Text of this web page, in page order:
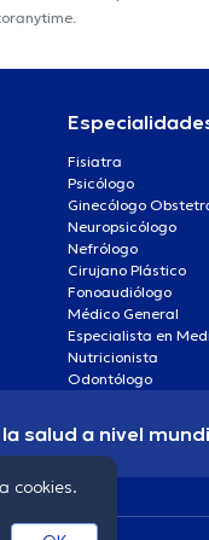
Fisiatra
Psicólogo
Ginecólogo
Neuropsicólogo
Nefrólogo
Cirujano Plástico
Fonoaudiólogo
Médico General
Especialista en
Nutricionista
Odontólogo
salud a nivel
cookies.